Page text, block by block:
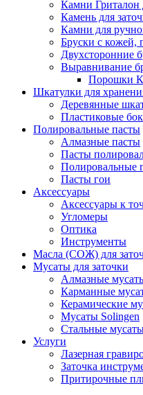
Камни Гриталон
Камень для
Камни для
Бруски с кожей,
Двухсторонние
Выравнивание
Порошки
Шкатулки для
Деревянные
Пластиковые
Полировальные пасты
Алмазные пасты
Пасты
Полировальные
Пасты гои
Аксессуары
Аксессуары к
Угломеры
Оптика
Инструменты
Масла (СОЖ) для
Мусаты для заточки
Алмазные
Карманные
Керамические
Мусаты Solingen
Стальные
Услуги
Лазерная
Заточка
Притирочные